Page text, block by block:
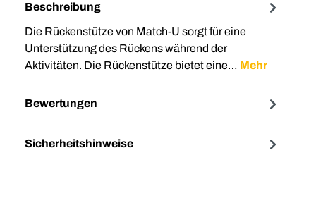
Beschreibung
Die Rückenstütze von Match-U sorgt für eine
Unterstützung des Rückens während der
Aktivitäten. Die Rückenstütze bietet eine… Mehr
Bewertungen
Sicherheitshinweise